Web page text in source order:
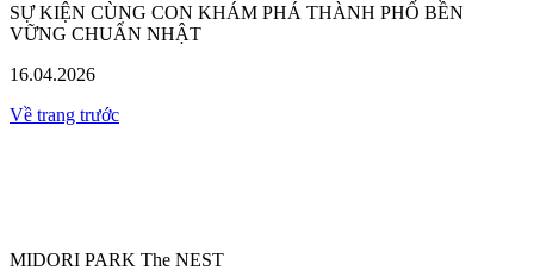
SỰ KIỆN CÙNG CON KHÁM PHÁ THÀNH PHỐ BỀN
VỮNG CHUẨN NHẬT
16.04.2026
Về trang trước
MIDORI PARK The NEST